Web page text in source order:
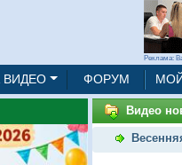
Реклама:
ВИДЕО ФОРУМ
Видео